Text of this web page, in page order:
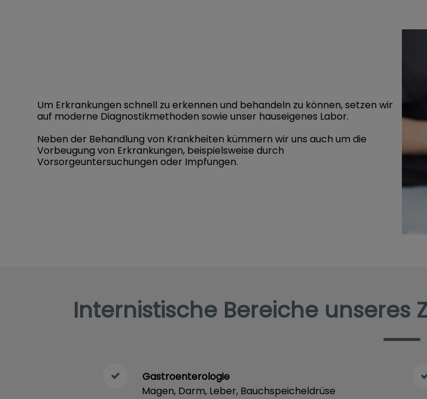
Um Erkrankungen schnell zu erkennen und behandeln zu können, setzen wir
auf moderne Diagnostikmethoden sowie unser hauseigenes Labor.
Neben der Behandlung von Krankheiten kümmern wir uns auch um die
Vorbeugung von Erkrankungen, beispielsweise durch
Vorsorgeuntersuchungen oder Impfungen.
Internistische Bereiche unseres
Gastroenterologie
Magen, Darm, Leber, Bauchspeicheldrüse